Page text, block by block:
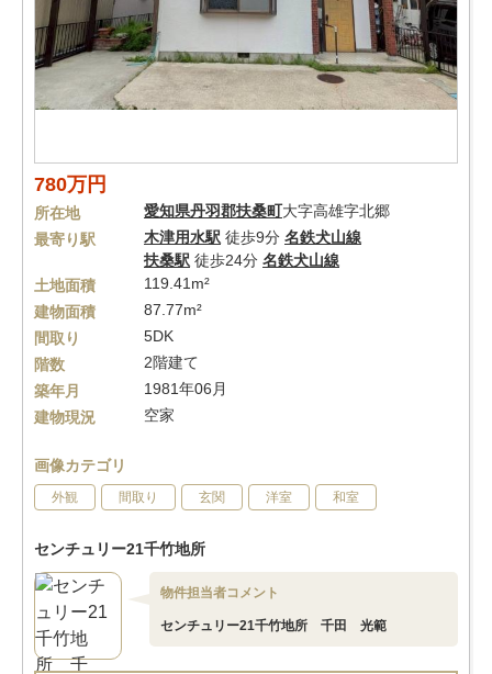
780万円
所在地 愛知県丹羽郡扶桑町大字高雄字北郷
最寄り駅
木津用水駅 徒歩9分 名鉄犬山線
扶桑駅 徒歩24分 名鉄犬山線
土地面積
119.41m²
建物面積
87.77m²
間取り
5DK
階数
2階建て
築年月
1981年06月
建物現況
空家
画像カテゴリ
外観 間取り 玄関 洋室 和室
センチュリー21千竹地所
物件担当者コメント
センチュリー21千竹地所 千田 光範